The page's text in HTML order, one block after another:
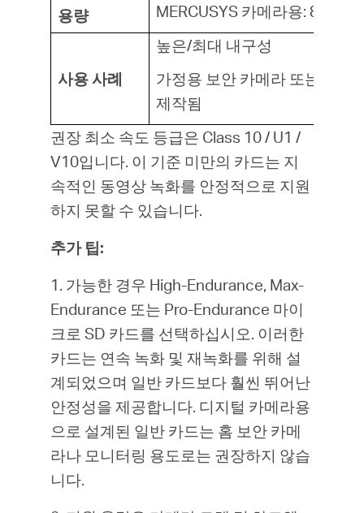
용량
MERCUSYS 카메라용: 8GB -
사용 사례
높은/최대 내구성
가정용 보안 카메라 또는 차량
제작됨
권장 최소 속도 등급은 Class 10 / U1 /
V10입니다. 이 기준 미만의 카드는 지
속적인 동영상 녹화를 안정적으로 지원
하지 못할 수 있습니다.
추가 팁:
1. 가능한 경우 High-Endurance, Max-
Endurance 또는 Pro-Endurance 마이
크로 SD 카드를 선택하십시오. 이러한
카드는 연속 녹화 및 재녹화를 위해 설
계되었으며 일반 카드보다 훨씬 뛰어난
안정성을 제공합니다. 디지털 카메라용
으로 설계된 일반 카드는 홈 보안 카메
라나 모니터링 용도로는 권장하지 않습
니다.